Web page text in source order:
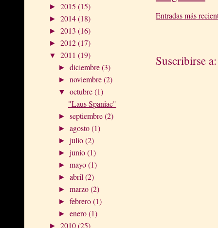
► 2015 (15)
► 2014(18)
► 2013 (16)
► 2012(17)
▼ 2011 (19)
►diciembre(3)
►noviembre(2)
▼octubre(1)
"Laus Spaniae"
►septiembre(2)
►agosto(1)
►julio(2)
►junio(1)
►mayo(1)
►abril(2)
►marzo(2)
►febrero(1)
►enero(1)
► 2010(25)
Entradas más
Suscribirse